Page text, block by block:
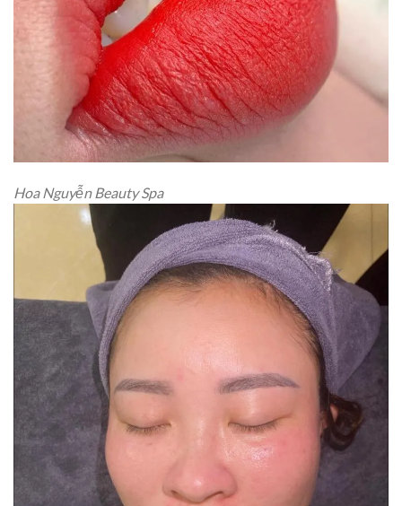
Hoa Nguyễn Beauty Spa